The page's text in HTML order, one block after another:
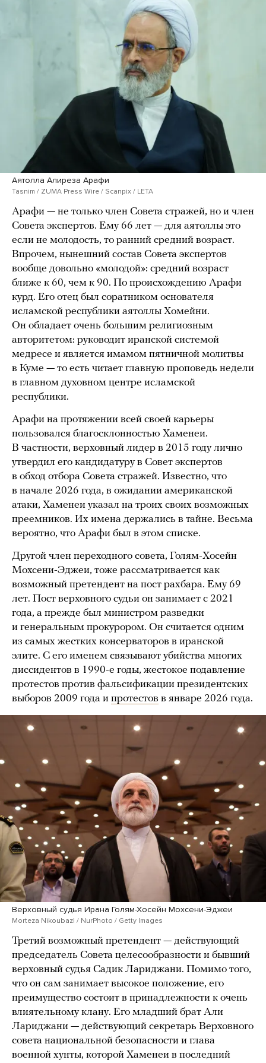
Аятолла Алиреза Арафи
Tasnim / ZUMA Press Wire / Scanpix / LETA
Арафи — не только член Совета стражей, но и член
Совета экспертов. Ему 66 лет — для аятоллы это
если не молодость, то ранний средний возраст.
Впрочем, нынешний состав Совета экспертов
вообще довольно «молодой»: средний возраст
ближе к 60, чем к 90. По происхождению Арафи
курд. Его отец был соратником основателя
исламской республики аятоллы Хомейни.
Он обладает очень большим религиозным
авторитетом: руководит иранской системой
медресе и является имамом пятничной молитвы
в Куме — то есть читает главную проповедь недели
в главном духовном центре исламской
республики.
Арафи на протяжении всей своей карьеры
пользовался благосклонностью Хаменеи.
В частности, верховный лидер в 2015 году лично
утвердил его кандидатуру в Совет экспертов
в обход отбора Совета стражей. Известно, что
в начале 2026 года, в ожидании американской
атаки, Хаменеи указал на троих своих возможных
преемников. Их имена держались в тайне. Весьма
вероятно, что Арафи был в этом списке.
Другой член переходного совета, Голям-Хосейн
Мохсени-Эджеи, тоже рассматривается как
возможный претендент на пост рахбара. Ему 69
лет. Пост верховного судьи он занимает с 2021
года, а прежде был министром разведки
и генеральным прокурором. Он считается одним
из самых жестких консерваторов в иранской
элите. С его именем связывают убийства многих
диссидентов в 1990-е годы, жестокое подавление
протестов против фальсификации президентских
выборов 2009 года и протестов в январе 2026 года.
Верховный судья Ирана Голям-Хосейн Мохсени-Эджеи
Morteza Nikoubazl / NurPhoto / Getty Images
Третий возможный претендент — действующий
председатель Совета целесообразности и бывший
верховный судья Садик Лариджани. Помимо того,
что он сам занимает высокое положение, его
преимущество состоит в принадлежности к очень
влиятельному клану. Его младший брат Али
Лариджани — действующий секретарь Верховного
совета национальной безопасности и глава
военной хунты, которой Хаменеи в последний